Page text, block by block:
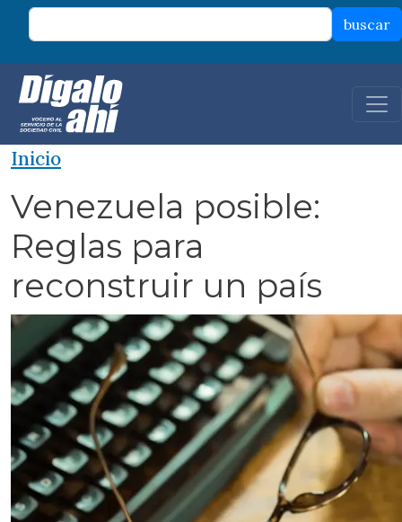
Pasar al contenido principal
buscar
Inicio
Venezuela posible:
Reglas para
reconstruir un país